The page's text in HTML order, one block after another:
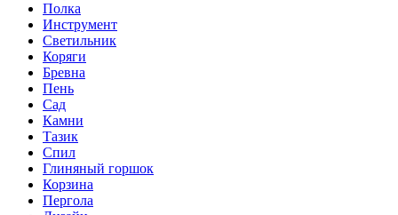
Полка
Инструмент
Светильник
Коряги
Бревна
Пень
Сад
Камни
Тазик
Спил
Глиняный горшок
Корзина
Пергола